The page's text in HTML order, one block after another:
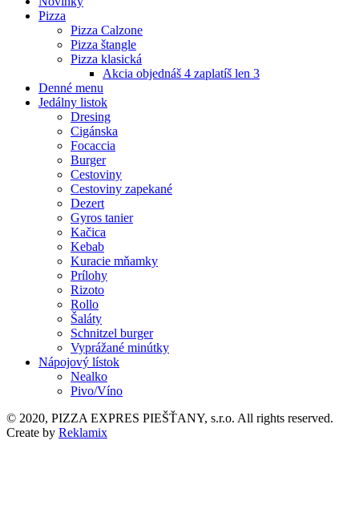
Pizza
Pizza Calzone
Pizza štangle
Pizza klasická
Akcia objednáš 4 zaplatíš len 3
Denné menu
Jedálny listok
Dresing
Cigánska
Focaccia
Burger
Cestoviny
Cestoviny zapekané
Dezert
Gyros tanier
Kačica
Kebab
Kuracie mňamky
Prílohy
Rizoto
Rollo
Šaláty
Schnitzel burger
Vyprážané minútky
Nápojový lístok
Nealko
Pivo/Víno
© 2020, PIZZA EXPRES PIEŠŤANY, s.r.o. All rights reserved.
Create by Reklamix